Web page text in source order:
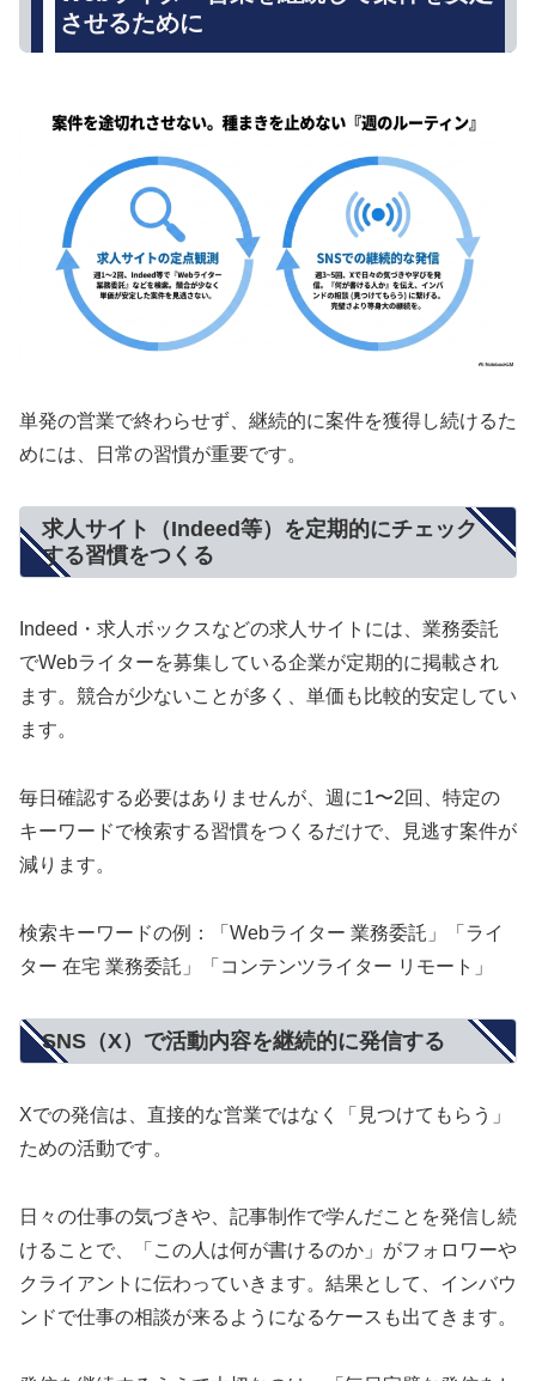
させるために
単発の営業で終わらせず、継続的に案件を獲得し続けるた
めには、日常の習慣が重要です。
求人サイト（Indeed等）を定期的にチェック
する習慣をつくる
Indeed・求人ボックスなどの求人サイトには、業務委託
でWebライターを募集している企業が定期的に掲載され
ます。競合が少ないことが多く、単価も比較的安定してい
ます。
毎日確認する必要はありませんが、週に1〜2回、特定の
キーワードで検索する習慣をつくるだけで、見逃す案件が
減ります。
検索キーワードの例：「Webライター 業務委託」「ライ
ター 在宅 業務委託」「コンテンツライター リモート」
SNS（X）で活動内容を継続的に発信する
Xでの発信は、直接的な営業ではなく「見つけてもらう」
ための活動です。
日々の仕事の気づきや、記事制作で学んだことを発信し続
けることで、「この人は何が書けるのか」がフォロワーや
クライアントに伝わっていきます。結果として、インバウ
ンドで仕事の相談が来るようになるケースも出てきます。